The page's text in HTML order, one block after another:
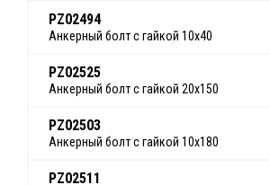
PZ02494
Анкерный болт с гайкой 10х40
PZ02525
Анкерный болт с гайкой 20х150
PZ02503
Анкерный болт с гайкой 10х180
PZ02511